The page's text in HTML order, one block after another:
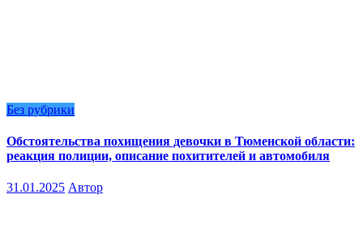
Без рубрики
Обстоятельства похищения девочки в Тюменской области:
реакция полиции, описание похитителей и автомобиля
31.01.2025 Автор